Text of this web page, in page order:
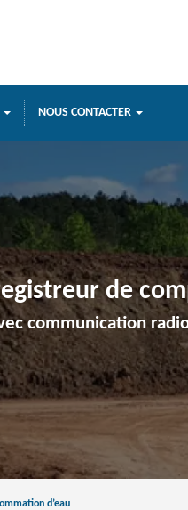
NOUS CONTACTER
de
communication
d’eau